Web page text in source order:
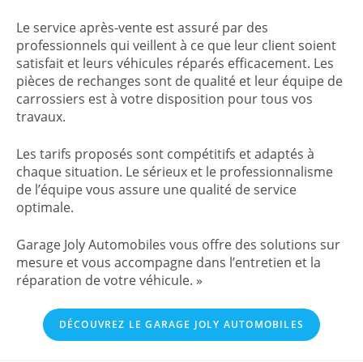
Le service après-vente est assuré par des
professionnels qui veillent à ce que leur client soient
satisfait et leurs véhicules réparés efficacement. Les
pièces de rechanges sont de qualité et leur équipe de
carrossiers est à votre disposition pour tous vos
travaux.
Les tarifs proposés sont compétitifs et adaptés à
chaque situation. Le sérieux et le professionnalisme
de l’équipe vous assure une qualité de service
optimale.
Garage Joly Automobiles vous offre des solutions sur
mesure et vous accompagne dans l’entretien et la
réparation de votre véhicule. »
DÉCOUVREZ LE GARAGE JOLY AUTOMOBILES